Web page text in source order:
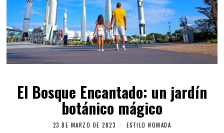
El Bosque Encantado: un jardín
botánico mágico
23 DE MARZO DE 2023 ESTILO NOMADA